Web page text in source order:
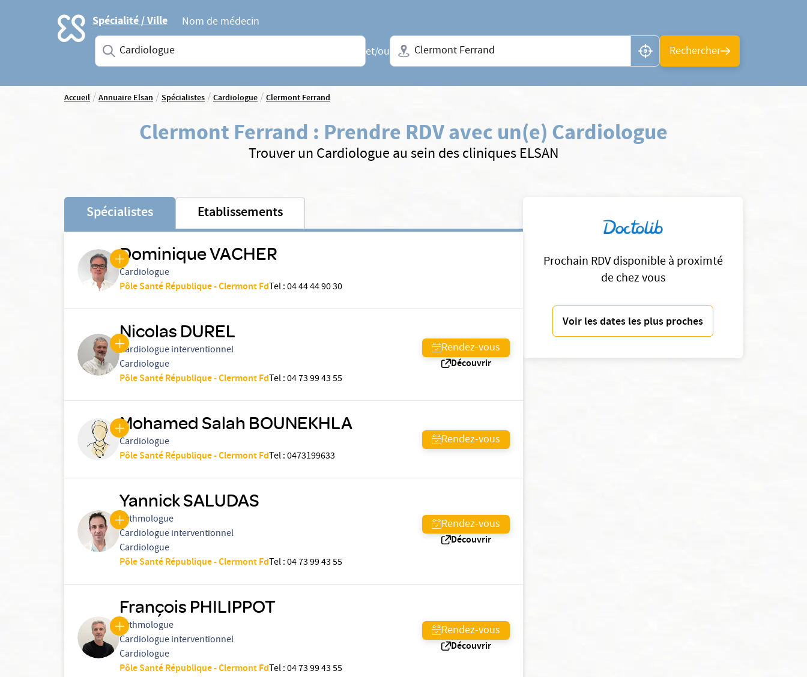
Accueil Spécialité / Ville
Nom de médecin
Saisissez une spécialité ou un service
et/ou
Ville + N° de département, région ou CP
Rechercher
Accueil/Annuaire Elsan/Spécialistes/Cardiologue/Clermont Ferrand
Clermont Ferrand : Prendre RDV avec un(e) Cardiologue
Trouver un Cardiologue au sein des cliniques ELSAN
Prochain RDV disponible à proximté
de chez vous
Voir les dates les plus proches
Spécialistes Etablissements
Dominique VACHER
Cardiologue
Pôle Santé République - Clermont FdTel:04 44 44 90 30
Nicolas DUREL
Cardiologue interventionnel
Cardiologue
Pôle Santé République - Clermont FdTel:04 73 99 43 55
Rendez-vous
Découvrir
Mohamed Salah BOUNEKHLA
Cardiologue
Pôle Santé République - Clermont FdTel:0473199633
Rendez-vous
Yannick SALUDAS
Rythmologue
Cardiologue interventionnel
Cardiologue
Pôle Santé République - Clermont FdTel:04 73 99 43 55
Rendez-vous
Découvrir
François PHILIPPOT
Rythmologue
Cardiologue interventionnel
Cardiologue
Pôle Santé République - Clermont FdTel:04 73 99 43 55
Rendez-vous
Découvrir